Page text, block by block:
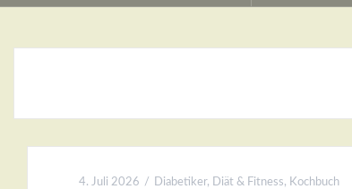
4. Juli 2026 Diabetiker, Diät & Fitness, Kochbuch